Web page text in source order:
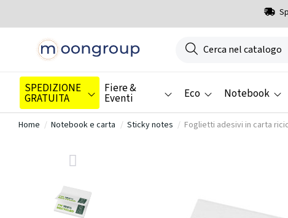
SPEDIZIONE
GRATUITA
Fiere &
Eventi Eco Notebook
Home Notebook e carta Sticky notes Foglietti adesivi in carta